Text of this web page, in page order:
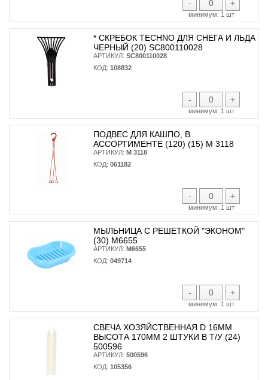
- +
минимум: 1 шт
* CКРЕБОК TECHNO ДЛЯ СНЕГА И ЛЬДА
ЧЕРНЫЙ (20) SC800110028
АРТИКУЛ: SC800110028
КОД: 108832
- +
минимум: 1 шт
ПОДВЕС ДЛЯ КАШПО, В
АССОРТИМЕНТЕ (120) (15) М 3118
АРТИКУЛ: М 3118
КОД: 061182
- +
минимум: 1 шт
МЫЛЬНИЦА С РЕШЕТКОЙ "ЭКОНОМ"
(30) М6655
АРТИКУЛ: М6655
КОД: 049714
- +
минимум: 1 шт
СВЕЧА ХОЗЯЙСТВЕННАЯ D 16ММ
ВЫСОТА 170ММ 2 ШТУКИ В Т/У (24)
500596
АРТИКУЛ: 500596
КОД: 105356